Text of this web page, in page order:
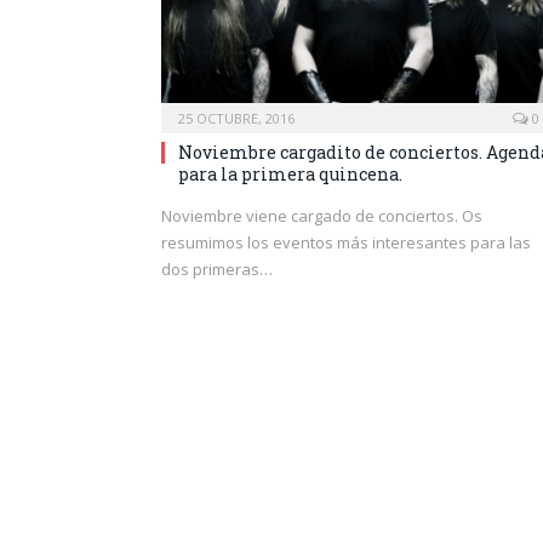
25 OCTUBRE, 2016 0
Noviembre cargadito de conciertos.
para la primera quincena.
Noviembre viene cargado de conciertos. Os
resumimos los eventos más interesantes para las
dos primeras…